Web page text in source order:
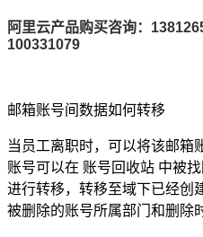
阿里云产品购买咨询：
100331079
邮箱账号间数据如何转移
当员工离职时，可以将该邮箱
账号可以在 账号回收站 中被
进行转移，转移至域下已经创
被删除的账号所属部门和删除